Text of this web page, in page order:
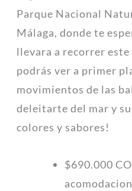
Parque Nacional
Málaga, donde te
llevara a recorrer
podrás ver a primer
movimientos de las
deleitarte del mar y
colores y sabores!
$690.000